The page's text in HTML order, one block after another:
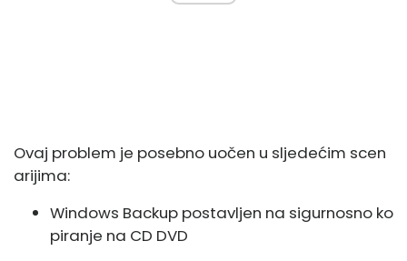
Ovaj problem je posebno uočen u sljedećim scen
arijima:
Windows Backup postavljen na sigurnosno ko
piranje na CD DVD